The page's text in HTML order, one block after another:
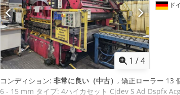
1 /4
ド
コンディション: 非常に良い（中古） , 矯正ローラー 13
6 - 15 mm タイプ: 4ハイカセット Cjdev S Ad Dspfx